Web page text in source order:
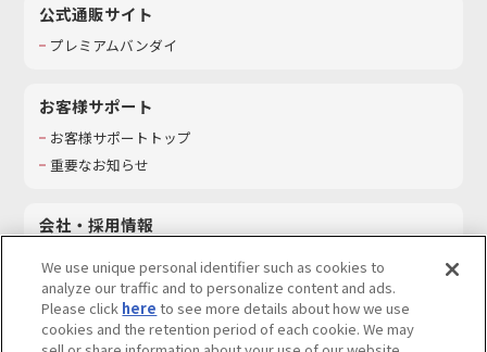
公式通販サイト
プレミアムバンダイ
お客様サポート
お客様サポートトップ
重要なお知らせ
会社・採用情報
採用情報
サステナビリティ
お問い合わせ
We use unique personal identifier such as cookies to
analyze our traffic and to personalize content and ads.
Please click here to see more details about how we use
cookies and the retention period of each cookie. We may